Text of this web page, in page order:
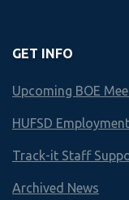
GET INFO
Upcoming BOE
HUFSD Employment
Track-it Staff
Archived News